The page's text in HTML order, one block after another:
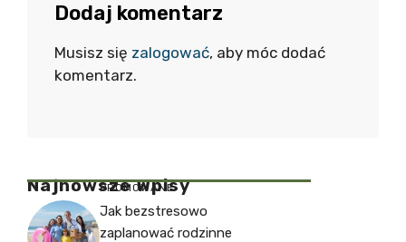
Dodaj komentarz
Musisz się zalogować, aby móc dodać
komentarz.
Najnowsze Wpisy
PROMOWANE
Jak bezstresowo
zaplanować rodzinne